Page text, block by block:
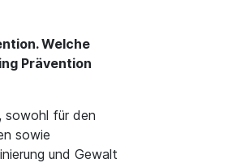
Welche
Prävention
sowohl für den
sowie
und Gewalt